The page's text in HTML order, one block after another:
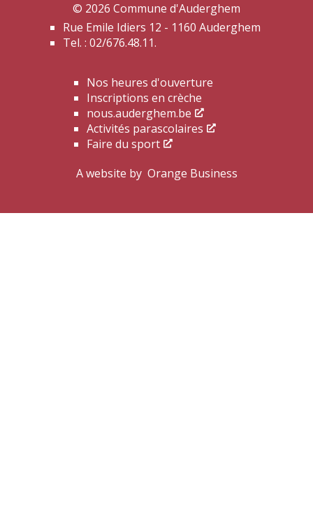
© 2026 Commune d'Auderghem
Rue Emile Idiers 12 - 1160 Auderghem
Tel. : 02/676.48.11.
Nos heures d'ouverture
Inscriptions en crèche
nous.auderghem.be
Activités parascolaires
Faire du sport
A website by Orange Business